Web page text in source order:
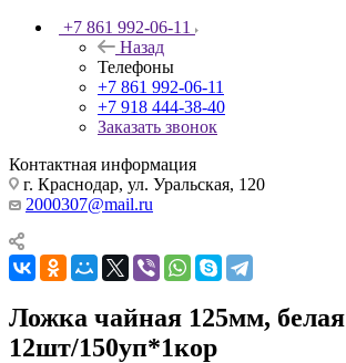
+7 861 992-06-11
Назад
Телефоны
+7 861 992-06-11
+7 918 444-38-40
Заказать звонок
Контактная информация
г. Краснодар, ул. Уральская, 120
2000307@mail.ru
Ложка чайная 125мм, белая
12шт/150уп*1кор